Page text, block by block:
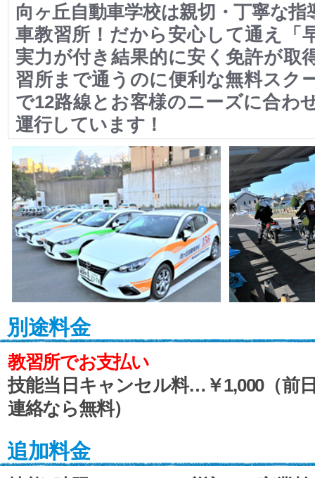
向ヶ丘自動車学校は親切・丁寧な指
車教習所！だから安心して通え「
実力が付き結果的に安く免許が取
習所まで通うのに便利な無料スク
で12路線とお客様のニーズに合わ
運行しています！
別途料金
教習所でお支払い
技能当日キャンセル料…￥1,000（前
連絡なら無料）
追加料金